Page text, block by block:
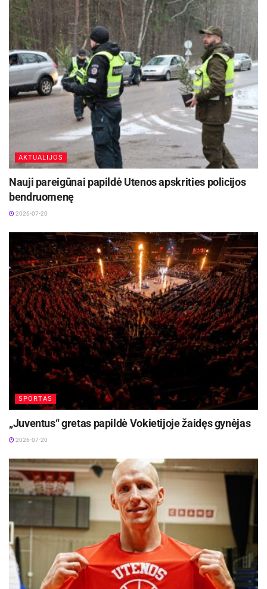
finansavimas
2026-07-23
Kauno policija aiškinasi, kas apiplėšė žmogų
2026-07-22
Utenos apskrities VPK
AKTUALIJOS
Nauji pareigūnai papildė Utenos apskrities policijos
bendruomenę
2026-07-20
SPORTAS
„Juventus“ gretas papildė Vokietijoje žaidęs gynėjas
2026-07-20